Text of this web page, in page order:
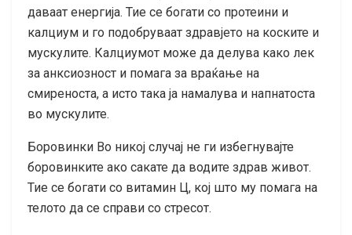
даваат енергија. Тие се богати со протеини и
калциум и го подобруваат здравјето на коските и
мускулите. Калциумот може да делува како лек
за анксиозност и помага за враќање на
смиреноста, а исто така ја намалува и напнатоста
во мускулите.
Боровинки Во никој случај не ги избегнувајте
боровинките ако сакате да водите здрав живот.
Тие се богати со витамин Ц, кој што му помага на
телото да се справи со стресот.